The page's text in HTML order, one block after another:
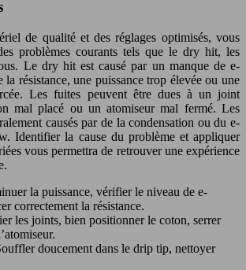
de qualité et des réglages optimisés, vous
problèmes courants tels que le dry hit, les
Le dry hit est causé par un manque de e-
résistance, une puissance trop élevée ou une
Les fuites peuvent être dues à un joint
mal placé ou un atomiseur mal fermé. Les
causés par de la condensation ou du e-
Identifier la cause du problème et appliquer
vous permettra de retrouver une expérience
la puissance, vérifier le niveau de e-
correctement la résistance.
les joints, bien positionner le coton, serrer
doucement dans le drip tip, nettoyer